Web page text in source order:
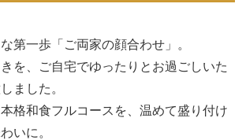
第一歩「ご両家の顔合わせ」。
を、ご自宅でゆったりとお過ごしいた
ました。
格和食フルコースを、温めて盛り付け
いに。